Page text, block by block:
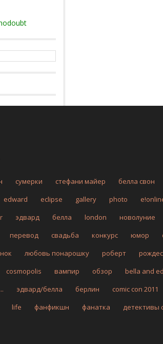
сумерки стефани майер белла свон
edward eclipse gallery photo
эдвард белла london новолуние
перевод свадьба конкурс юмор
любовь понарошку роберт
cosmopolis вампир обзор bella and
эдвард/белла берлин comic con 2011
life фанфикшн фанатка детективы